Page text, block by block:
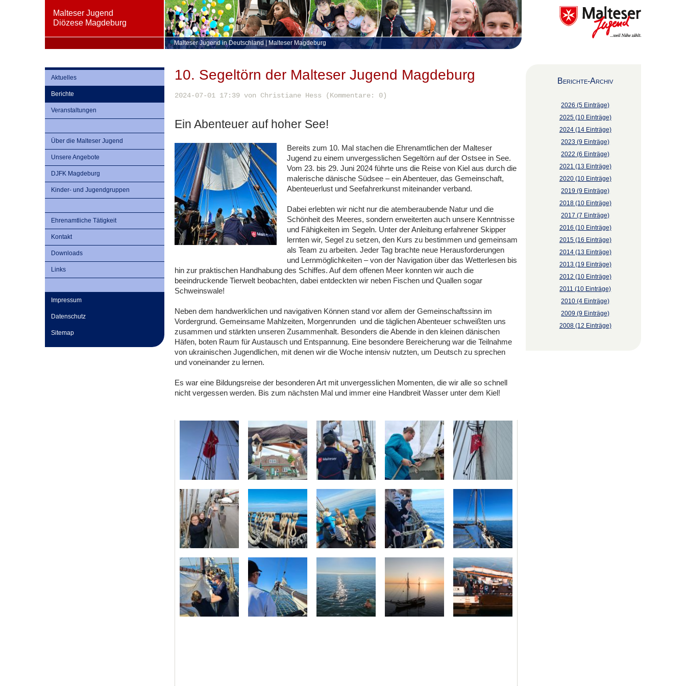
Malteser Jugend
Diözese Magdeburg
Malteser Jugend in Deutschland| Malteser Magdeburg
Aktuelles
Berichte
Veranstaltungen
Über die Malteser Jugend
Unsere Angebote
DJFK Magdeburg
Kinder- und Jugendgruppen
Ehrenamtliche Tätigkeit
Kontakt
Downloads
Links
Impressum
Datenschutz
Sitemap
10. Segeltörn der Malteser Jugend Magdeburg
2024-07-01 17:39von Christiane Hess (Kommentare: 0)
Ein Abenteuer auf hoher See!
Bereits zum 10. Mal stachen die Ehrenamtlichen der Malteser
Jugend zu einem unvergesslichen Segeltörn auf der Ostsee in See.
Vom 23. bis 29. Juni 2024 führte uns die Reise von Kiel aus durch die
malerische dänische Südsee – ein Abenteuer, das Gemeinschaft,
Abenteuerlust und Seefahrerkunst miteinander verband.
Dabei erlebten wir nicht nur die atemberaubende Natur und die
Schönheit des Meeres, sondern erweiterten auch unsere Kenntnisse
und Fähigkeiten im Segeln. Unter der Anleitung erfahrener Skipper
lernten wir, Segel zu setzen, den Kurs zu bestimmen und gemeinsam
als Team zu arbeiten. Jeder Tag brachte neue Herausforderungen
und Lernmöglichkeiten – von der Navigation über das Wetterlesen bis
hin zur praktischen Handhabung des Schiffes. Auf dem offenen Meer konnten wir auch die
beeindruckende Tierwelt beobachten, dabei entdeckten wir neben Fischen und Quallen sogar
Schweinswale!
Neben dem handwerklichen und navigativen Können stand vor allem der Gemeinschaftssinn im
Vordergrund. Gemeinsame Mahlzeiten, Morgenrunden und die täglichen Abenteuer schweißten uns
zusammen und stärkten unseren Zusammenhalt. Besonders die Abende in den kleinen dänischen
Häfen, boten Raum für Austausch und Entspannung. Eine besondere Bereicherung war die Teilnahme
von ukrainischen Jugendlichen, mit denen wir die Woche intensiv nutzten, um Deutsch zu sprechen
und voneinander zu lernen.
Es war eine Bildungsreise der besonderen Art mit unvergesslichen Momenten, die wir alle so schnell
nicht vergessen werden. Bis zum nächsten Mal und immer eine Handbreit Wasser unter dem Kiel!
Berichte-Archiv
2026 (5 Einträge)
2025 (10 Einträge)
2024 (14 Einträge)
2023 (9 Einträge)
2022 (6 Einträge)
2021 (13 Einträge)
2020 (10 Einträge)
2019 (9 Einträge)
2018 (10 Einträge)
2017 (7 Einträge)
2016 (10 Einträge)
2015 (16 Einträge)
2014 (13 Einträge)
2013 (19 Einträge)
2012 (10 Einträge)
2011 (10 Einträge)
2010 (4 Einträge)
2009 (9 Einträge)
2008 (12 Einträge)